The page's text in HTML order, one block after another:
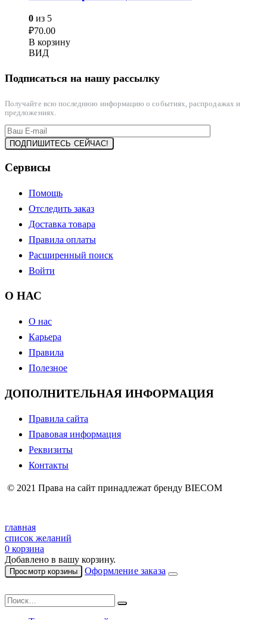
0 из 5
₽70.00
В корзину
ВИД
Подписаться на нашу рассылку
Получайте всю последнюю информацию о событиях, распродажах и
предложениях.
Сервисы
Помощь
Отследить заказ
Доставка товара
Правила оплаты
Расширенный поиск
Войти
О НАС
О нас
Карьера
Правила
Полезное
ДОПОЛНИТЕЛЬНАЯ ИНФОРМАЦИЯ
Правила сайта
Правовая информация
Реквизиты
Контакты
© 2021 Права на сайт принадлежат бренду BIECOM
главная
список желаний
0 корзина
Добавлено в вашу корзину.
Просмотр корзины Оформление заказа